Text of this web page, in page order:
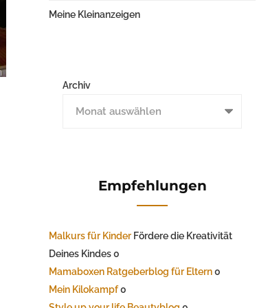
Meine Kleinanzeigen
Archiv
Empfehlungen
Malkurs für Kinder Fördere die Kreativität
Deines Kindes 0
Mamaboxen Ratgeberblog für Eltern0
Mein Kilokampf0